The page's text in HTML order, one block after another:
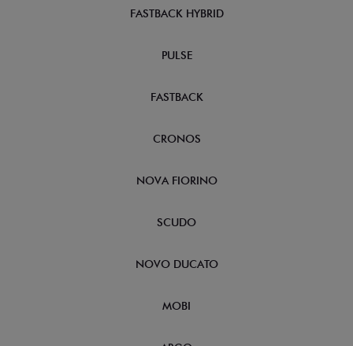
FASTBACK HYBRID
PULSE
FASTBACK
CRONOS
NOVA FIORINO
SCUDO
NOVO DUCATO
MOBI